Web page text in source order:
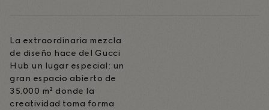
La extraordinaria mezcla
de diseño hace del Gucci
Hub un lugar especial: un
gran espacio abierto de
35.000 m² donde la
creatividad toma forma